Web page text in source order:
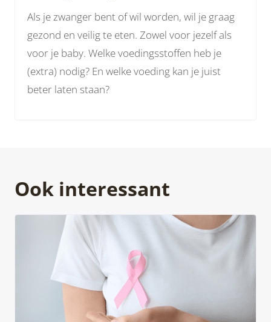
Als je zwanger bent of wil worden, wil je graag
gezond en veilig te eten. Zowel voor jezelf als
voor je baby. Welke voedingsstoffen heb je
(extra) nodig? En welke voeding kan je juist
beter laten staan?
Ook interessant